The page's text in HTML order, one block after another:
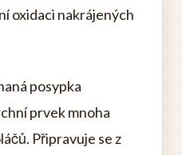
oxidaci nakrájených
posypka
prvek mnoha
Připravuje se z